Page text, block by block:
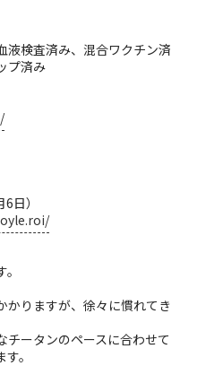
液検査済み、混合ワクチン済
プ済み
日）
かりますが、徐々に慣れてき
チータンのペースに合わせて
。